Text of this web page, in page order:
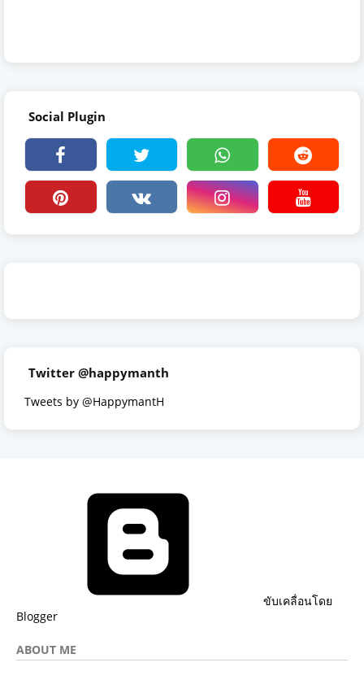
Social Plugin
Twitter @happymanth
Tweets by @HappymantH
ขับเคลื่อนโดย
Blogger
ABOUT ME